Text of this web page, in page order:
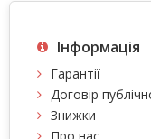
Інформація
Гарантії
Договір
Знижки